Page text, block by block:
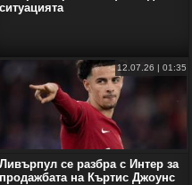
ситуацията
12.07.26 | 01:35
Ливърпул се разбра с Интер за
продажбата на Къртис Джоунс